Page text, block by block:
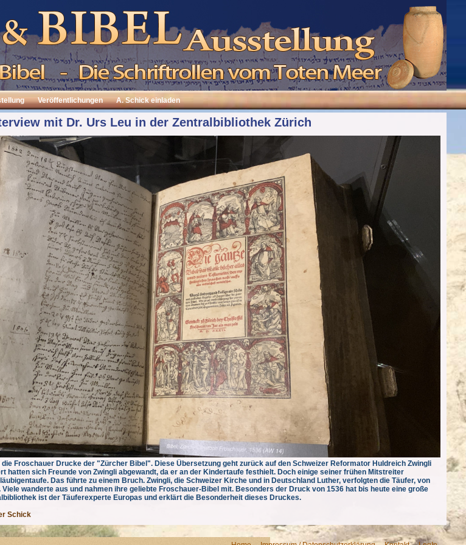
Veröffentlichungen A. Schick einladen
mit Dr. Urs Leu in der Zentralbibliothek Zürich
Froschauer Drucke der "Zürcher Bibel". Diese Übersetzung geht zurück auf den Schweizer Reformator Huldreich Zwingli
hatten sich Freunde von Zwingli abgewandt, da er an der Kindertaufe festhielt. Doch einige seiner frühen Mitstreiter
Das führte zu einem Bruch. Zwingli, die Schweizer Kirche und in Deutschland Luther, verfolgten die Täufer, von
wanderte aus und nahmen ihre geliebte Froschauer-Bibel mit. Besonders der Druck von 1536 hat bis heute eine große
ist der Täuferexperte Europas und erklärt die Besonderheit dieses Druckes.
Schick